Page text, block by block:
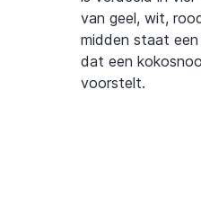
van geel, wit,
midden staat
dat een
voorstelt.